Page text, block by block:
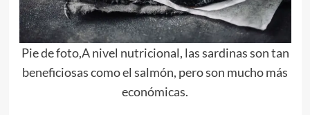
Pie de foto,A nivel nutricional, las sardinas son tan
beneficiosas como el salmón, pero son mucho más
económicas.